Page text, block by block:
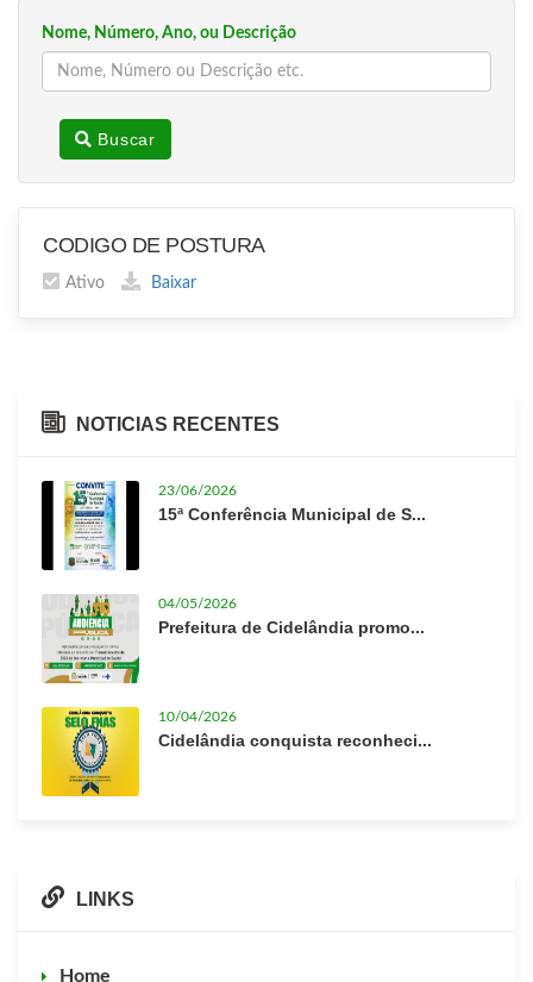
Nome, Número, Ano, ou Descrição
Buscar
CODIGO DE POSTURA
Ativo Baixar
NOTICIAS RECENTES
23/06/2026
15ª Conferência Municipal de S...
04/05/2026
Prefeitura de Cidelândia promo...
10/04/2026
Cidelândia conquista reconheci...
LINKS
Home